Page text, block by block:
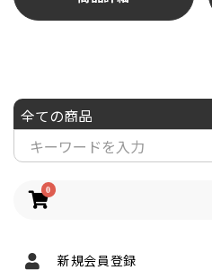
0
新規会員登録